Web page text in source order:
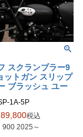
スクランブラー9
ットガン スリップ
ブラッシュ ユー
1A-5P
colle
street-scrambler-exha
税込
900 2025～